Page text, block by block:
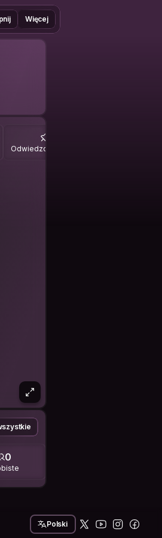
Więcej
Odwiedzone miejsca
0
Polski